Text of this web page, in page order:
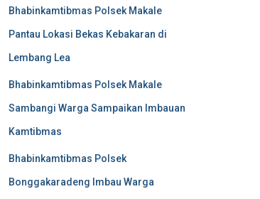
Bhabinkamtibmas Polsek Makale
Pantau Lokasi Bekas Kebakaran di
Lembang Lea
Bhabinkamtibmas Polsek Makale
Sambangi Warga Sampaikan Imbauan
Kamtibmas
Bhabinkamtibmas Polsek
Bonggakaradeng Imbau Warga